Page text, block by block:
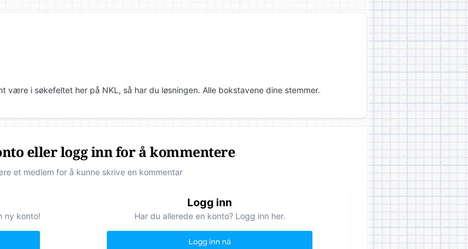
være i søkefeltet her på NKL, så har du løsningen. Alle bokstavene dine stemmer.
eller logg inn for å kommentere
et medlem for å kunne skrive en kommentar
ny konto!
Logg inn
Har du allerede en konto? Logg inn her.
Logg inn nå